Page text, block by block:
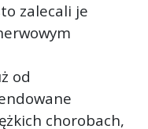
zalecali je
od
chorobach,